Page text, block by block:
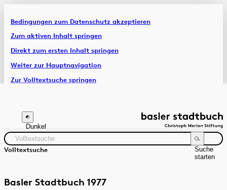
Bedingungen zum Datenschutz akzeptieren
Zum aktiven Inhalt springen
Direkt zum ersten Inhalt springen
Weiter zur Hauptnavigation
Zur Volltextsuche springen
Artikel & Dossiers
Chronik
Dunkel
Volltextsuche
Suche
starten
Zeitraum Autor:in
Basler Stadtbuch 1977